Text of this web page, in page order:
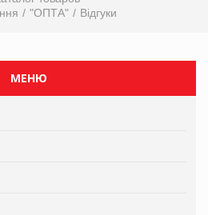
"ОПТА" Відгуки
МЕНЮ